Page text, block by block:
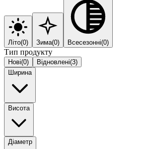
Літо(0) Зима(0) Всесезонні(0)
Тип продукту
Нові(0) Відновлені(3)
Ширина
Висота
Діаметр